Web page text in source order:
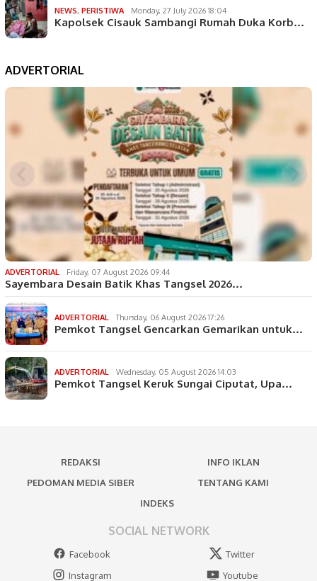
NEWS, PERISTIWA Monday, 27 July 2026 18:04
Kapolsek Cisauk Sambangi Rumah Duka Korb…
ADVERTORIAL
ADVERTORIAL Friday, 07 August 2026 09:44
Sayembara Desain Batik Khas Tangsel 2026…
ADVERTORIAL Thursday, 06 August 2026 17:26
Pemkot Tangsel Gencarkan Gemarikan untuk…
ADVERTORIAL Wednesday, 05 August 2026 14:03
Pemkot Tangsel Keruk Sungai Ciputat, Upa…
REDAKSI
INFO IKLAN
PEDOMAN MEDIA SIBER
TENTANG KAMI
INDEKS
SOCIAL NETWORK
Facebook
Twitter
Instagram
Youtube